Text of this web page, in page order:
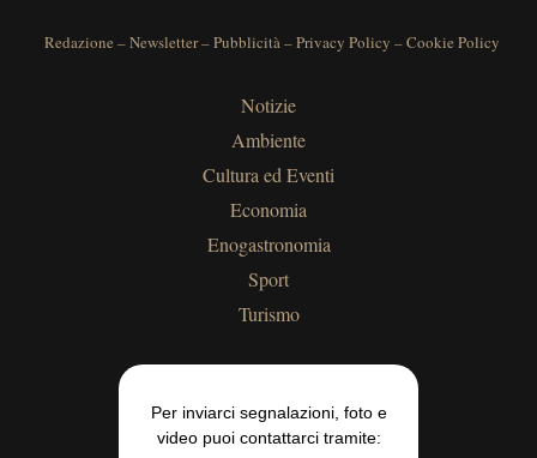
Redazione –Newsletter–Pubblicità–Privacy Policy –Cookie Policy
Notizie
Ambiente
Cultura ed Eventi
Economia
Enogastronomia
Sport
Turismo
Per inviarci segnalazioni, foto e
video puoi contattarci tramite: